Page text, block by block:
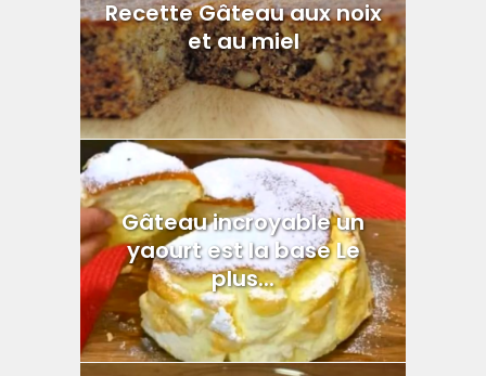
Recette Gâteau aux noix
et au miel
Gâteau incroyable un
yaourt est la base Le
plus...